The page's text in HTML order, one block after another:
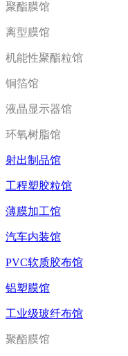
聚酯膜馆
离型膜馆
机能性聚酯粒馆
铜箔馆
液晶显示器馆
环氧树脂馆
射出制品馆
工程塑胶粒馆
薄膜加工馆
汽车内装馆
PVC软质胶布馆
铝塑膜馆
工业级玻纤布馆
聚酯膜馆